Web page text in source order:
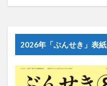
2026年「ぶんせき」表紙